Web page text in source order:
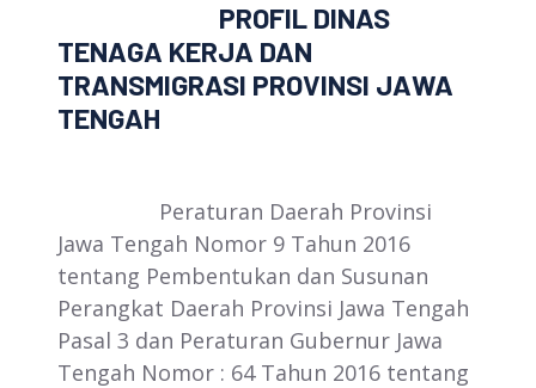
PROFIL DINAS
TENAGA KERJA DAN
TRANSMIGRASI PROVINSI JAWA
TENGAH
Peraturan Daerah Provinsi
Jawa Tengah Nomor 9 Tahun 2016
tentang Pembentukan dan Susunan
Perangkat Daerah Provinsi Jawa Tengah
Pasal 3 dan Peraturan Gubernur Jawa
Tengah Nomor : 64 Tahun 2016 tentang